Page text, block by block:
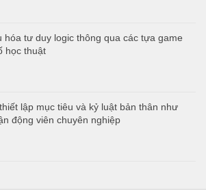
hóa tư duy logic thông qua các tựa game
học thuật
lập mục tiêu và kỷ luật bản thân như
động viên chuyên nghiệp